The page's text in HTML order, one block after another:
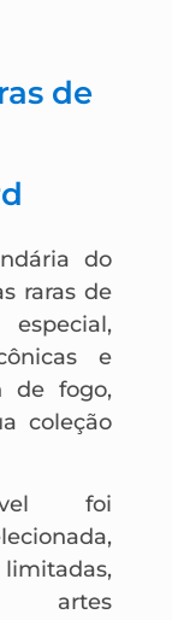
de
do
raras de
e
de fogo,
coleção
foi
artes